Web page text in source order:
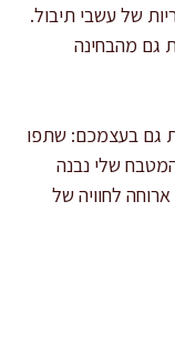
של עשבי תיבול.
גם מהבחינה
גם בעצמכם: שתפו
שלי נבנה
ארוחה לחוויה של